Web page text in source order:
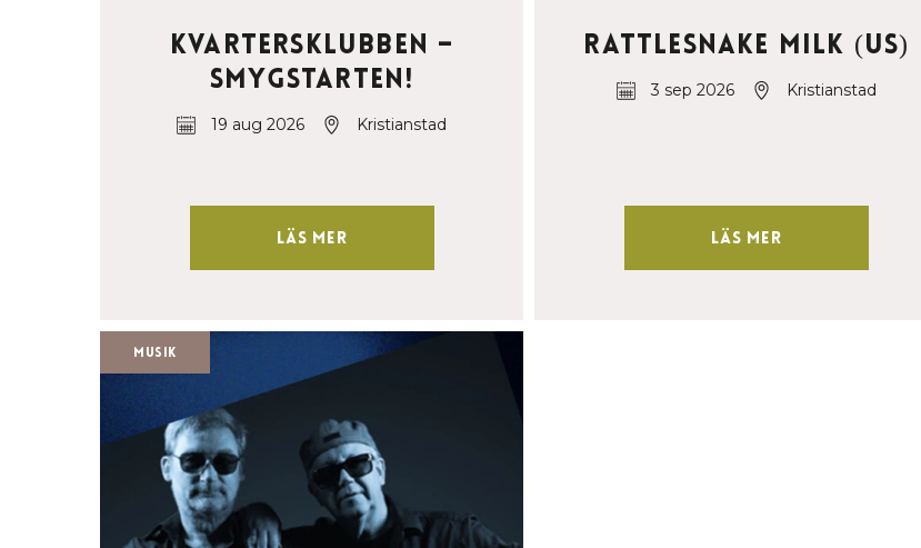
Kvartersklubben –
Smygstarten!
19 aug 2026 Kristianstad
Läs mer
Rattlesnake Milk (US)
3 sep 2026 Kristianstad
Läs mer
Musik